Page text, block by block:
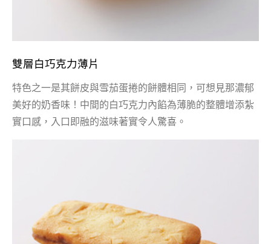
雙層白巧克力薄片
特色之一是其餅皮與雪茄蛋捲的餅體相同，可想見那濃郁
美好的奶香味！中間的白巧克力內餡為薄脆的整體增添紮
實口感，入口即融的滋味著實令人驚喜。